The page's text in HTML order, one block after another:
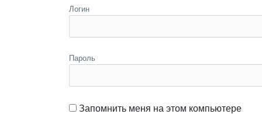
Логин
Пароль
Запомнить меня на этом компьютере